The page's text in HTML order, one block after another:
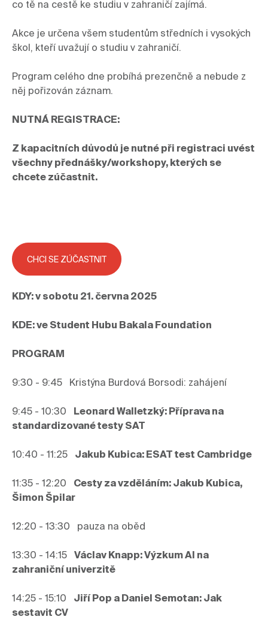
co tě na cestě ke studiu v zahraničí zajímá.
Akce je určena všem studentům středních i vysokých
škol, kteří uvažují o studiu v zahraničí.
Program celého dne probíhá prezenčně a nebude z
něj pořizován záznam.
NUTNÁ REGISTRACE:
Z kapacitních důvodů je nutné při registraci uvést
všechny přednášky/workshopy, kterých se
chcete zúčastnit.
CHCI SE ZÚČASTNIT
KDY: v sobotu 21. června 2025
KDE: ve Student Hubu Bakala Foundation
PROGRAM
9:45 - 10:30 Leonard Walletzký: Příprava na
standardizované testy SAT
10:40 - 11:25 Jakub Kubica: ESAT test Cambridge
11:35 - 12:20 Cesty za vzděláním: Jakub Kubica,
Šimon Špilar
12:20 - 13:30   pauza na oběd
13:30 - 14:15 Václav Knapp: Výzkum AI na
zahraniční univerzitě
14:25 - 15:10 Jiří Pop a Daniel Semotan: Jak
sestavit CV